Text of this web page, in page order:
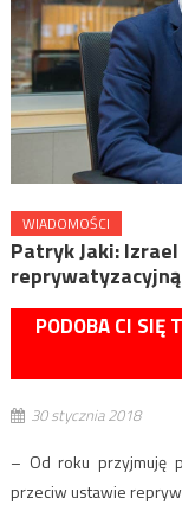
WIADOMOŚCI
Patryk Jaki:
reprywatyzacyjną
PODOBA CI SIĘ
30 stycznia 2018
– Od roku przyjmuję
przeciw ustawie